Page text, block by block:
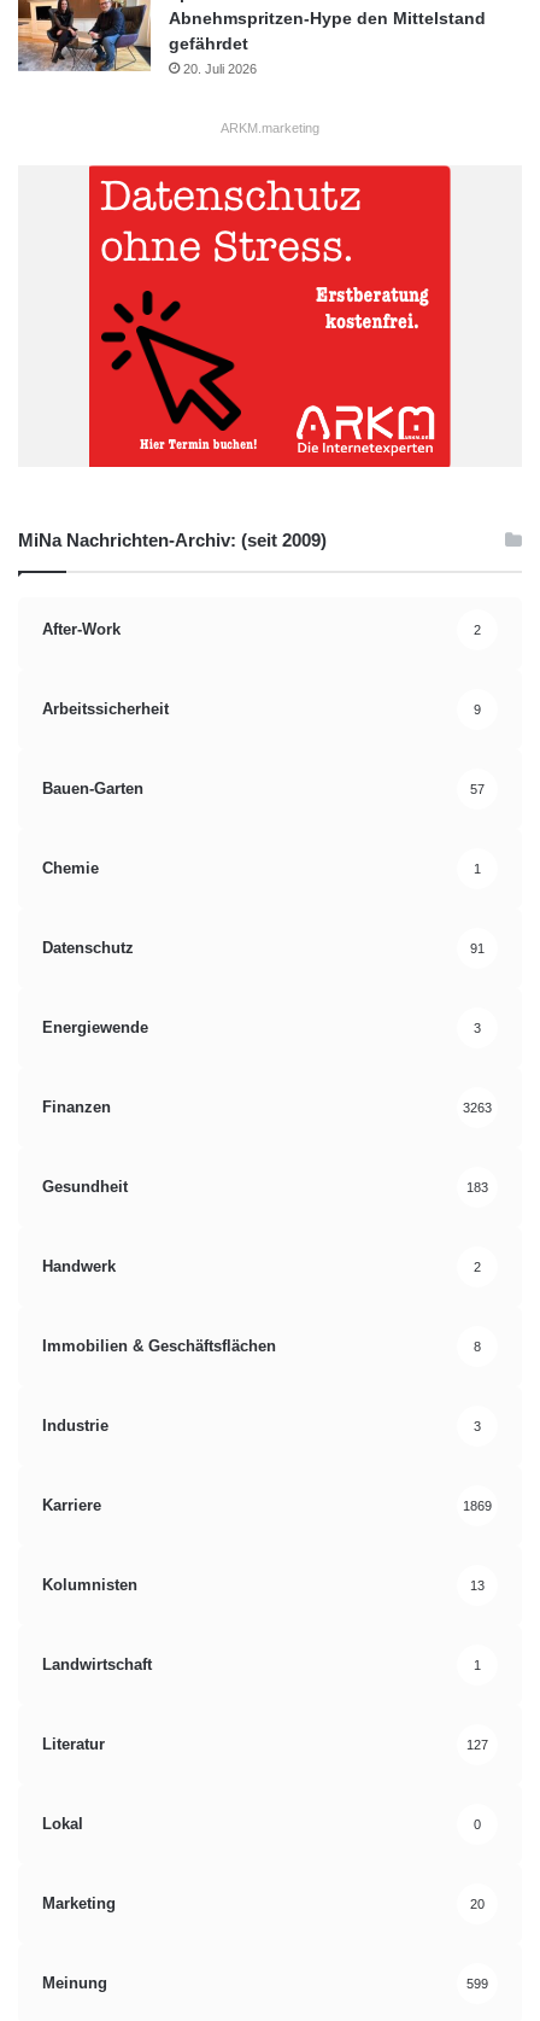
Abnehmspritzen-Hype den Mittelstand
gefährdet
20. Juli 2026
ARKM.marketing
MiNa Nachrichten-Archiv: (seit 2009)
After-Work 2
Arbeitssicherheit 9
Bauen-Garten 57
Chemie 1
Datenschutz 91
Energiewende 3
Finanzen 3263
Gesundheit 183
Handwerk 2
Immobilien & Geschäftsflächen 8
Industrie 3
Karriere 1869
Kolumnisten 13
Landwirtschaft 1
Literatur 127
Lokal 0
Marketing 20
Meinung 599